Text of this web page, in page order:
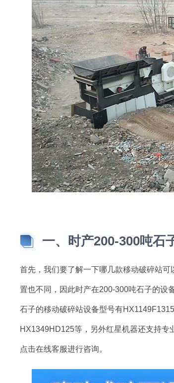
一、时产200-300吨石
首先，我们要了解一下哪几款移动破碎站
置也不同，因此时产在200-300吨石子的设
石子的移动破碎站设备型号有
HX1349HD125等，另外红星机器还支持
点击在线客服进行咨询。